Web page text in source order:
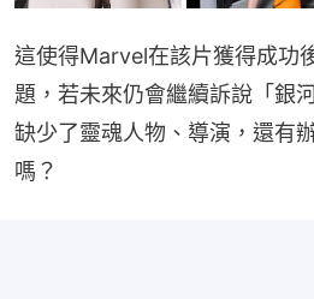
這使得Marvel在該片獲得成功
題，若未來仍會繼續訴說「銀
缺少了靈魂人物、導演，還有
嗎？